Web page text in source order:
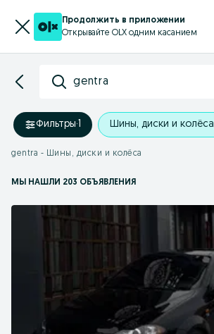
Продолжить в приложении
Открывайте OLX одним касанием
gentra
Фильтры·1 Шины, диски и колёса
gentra - Шины, диски и колёса
МЫ НАШЛИ 203 ОБЪЯВЛЕНИЯ